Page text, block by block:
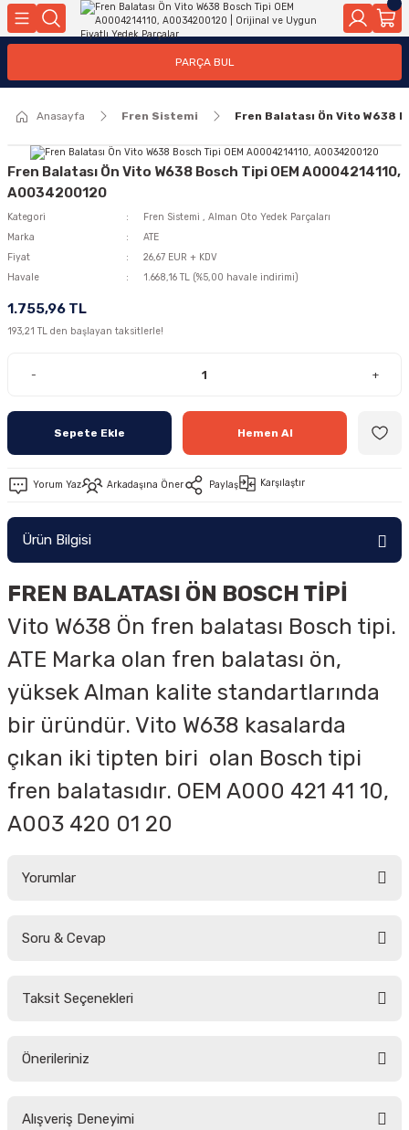
Geri Dön
Geri Dön
Geri Dön
Yakıt Pompası, Yakıt Hatları
Motor Elektrik
Ateşleme Buji Bobin Buji Kablosu
Geri Dön
Geri Dön
Geri Dön
Kollar
Geri Dön
Geri Dön
Ön Arka
Geri Dön
PARÇA BUL
Anasayfa Fren Sistemi Fren Balatası Ön Vito W638
Fren Balatası Ön Vito W638 Bosch Tipi OEM A0004214110,
A0034200120
Kategori Fren Sistemi , Alman Oto Yedek Parçaları
Marka
ATE
Fiyat
26,67 EUR + KDV
Havale
1.668,16 TL (%5,00 havale indirimi)
1.755,96 TL
193,21 TL den başlayan taksitlerle!
- +
Sepete Ekle Hemen Al
Yorum Yaz Arkadaşına Öner Paylaş Karşılaştır
Ürün Bilgisi
FREN BALATASI ÖN BOSCH TİPİ
Vito W638 Ön fren balatası Bosch tipi.
ATE Marka olan fren balatası ön,
yüksek Alman kalite standartlarında
bir üründür. Vito W638 kasalarda
çıkan iki tipten biri olan Bosch tipi
fren balatasıdır. OEM A000 421 41 10,
A003 420 01 20
Yorumlar
Soru & Cevap
Taksit Seçenekleri
Önerileriniz
yetersiz gördüğünüz noktaları öneri formunu kullanarak tarafımıza
Alışveriş Deneyimi